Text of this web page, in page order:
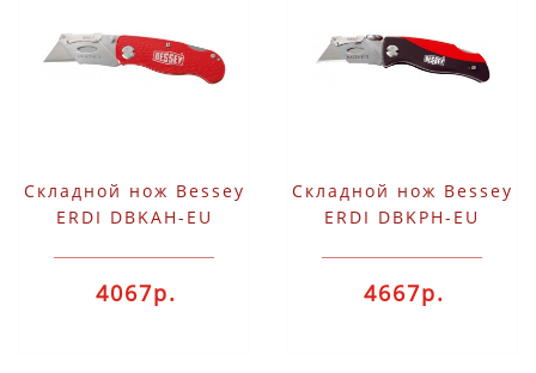
Складной нож Bessey
ERDI DBKAH-EU
4067р.
Складной нож Bessey
ERDI DBKPH-EU
4667р.